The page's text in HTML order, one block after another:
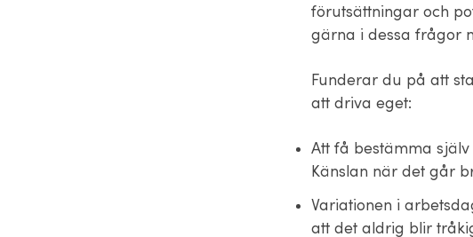
förutsättningar och
gärna i dessa frågor
Funderar du på att
att driva eget:
Att få bestämma
Känslan när det går
Variationen i
att det aldrig blir